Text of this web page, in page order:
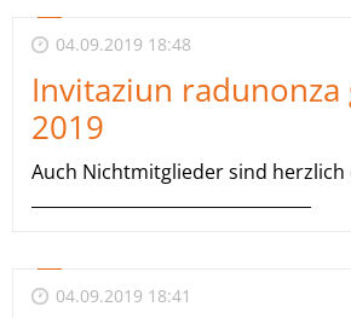
04.09.2019 18:48
Invitaziun radunonza
2019
Auch Nichtmitglieder sind
04.09.2019 18:41